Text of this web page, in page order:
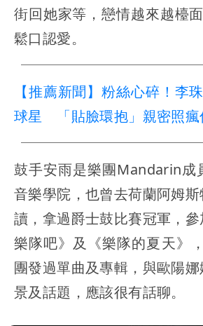
街回她家等，戀情越來越檯
鬆口認愛。
【推薦新聞】粉絲心碎！李
球星 「貼臉環抱」親密照瘋
鼓手安雨是樂團Mandarin成
音樂學院，也曾去荷蘭阿姆
讀，拿過爵士鼓比賽冠軍，
樂隊吧》及《樂隊的夏天》
團發過單曲及專輯，與歐陽
景及話題，應該很有話聊。